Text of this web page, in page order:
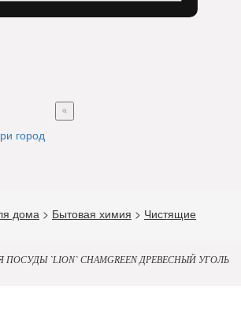
город
дома > Бытовая химия > Чистящие
`LION` CHAMGREEN ДРЕВЕСНЫЙ УГОЛЬ